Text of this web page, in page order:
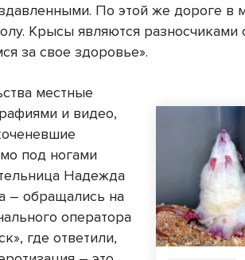
По этой же дороге в
Крысы являются разносчиками
за свое здоровье».
местные
и видео,
под ногами
Надежда
– обращались на
оператора
где ответили,